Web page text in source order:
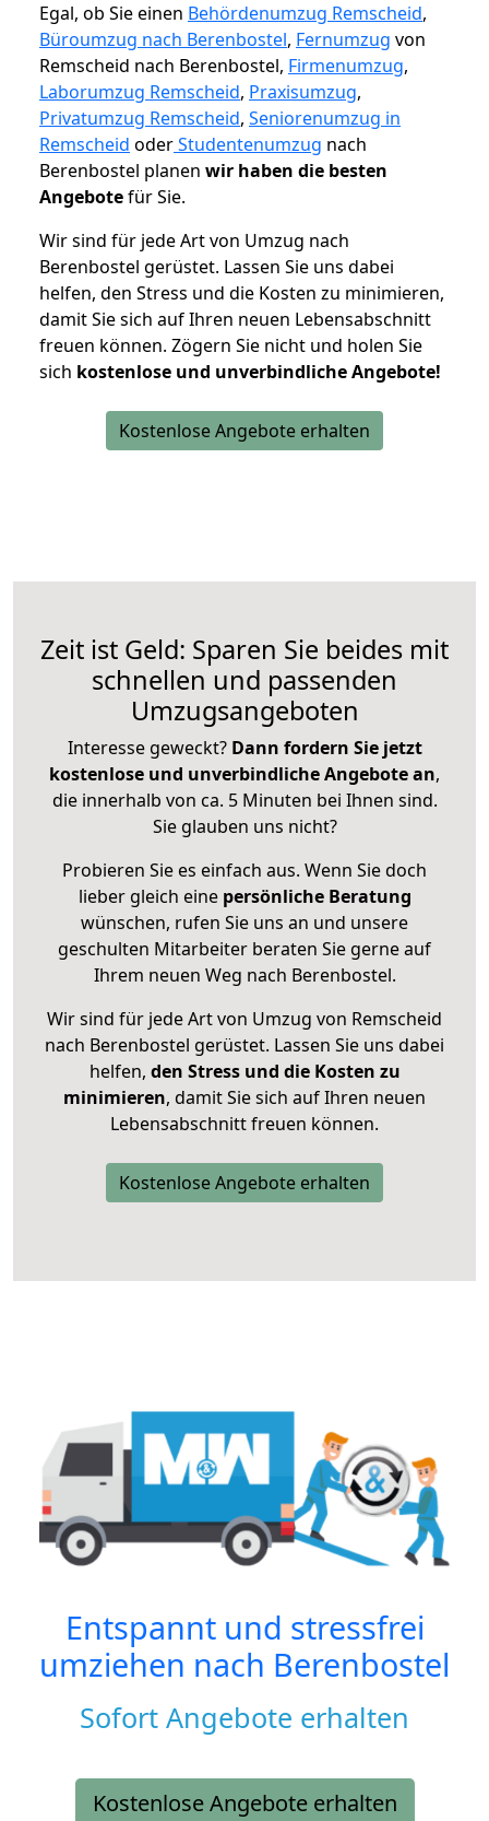
Egal, ob Sie einen Behördenumzug Remscheid,
Büroumzug nach Berenbostel, Fernumzug von
Remscheid nach Berenbostel, Firmenumzug,
Laborumzug Remscheid, Praxisumzug,
Privatumzug Remscheid, Seniorenumzug in
Remscheid oderStudentenumzug nach
Berenbostel planen wir haben die besten
Angebotefür Sie.
Wir sind für jede Art von Umzug nach
Berenbostel gerüstet. Lassen Sie uns dabei
helfen, den Stress und die Kosten zu minimieren,
damit Sie sich auf Ihren neuen Lebensabschnitt
freuen können. Zögern Sie nicht und holen Sie
sich kostenlose und unverbindliche Angebote!
Kostenlose Angebote erhalten
Zeit ist Geld: Sparen Sie beides mit
schnellen und passenden
Umzugsangeboten
Interesse geweckt? Dann fordern Sie jetzt
kostenlose und unverbindliche Angebote an,
die innerhalb von ca. 5 Minuten bei Ihnen sind.
Sie glauben uns nicht?
Probieren Sie es einfach aus. Wenn Sie doch
lieber gleich eine persönliche Beratung
wünschen, rufen Sie uns an und unsere
geschulten Mitarbeiter beraten Sie gerne auf
Ihrem neuen Weg nach Berenbostel.
Wir sind für jede Art von Umzug von Remscheid
nach Berenbostel gerüstet. Lassen Sie uns dabei
helfen, den Stress und die Kosten zu
minimieren, damit Sie sich auf Ihren neuen
Lebensabschnitt freuen können.
Kostenlose Angebote erhalten
Entspannt und stressfrei
umziehen nach Berenbostel
Sofort Angebote erhalten
Kostenlose Angebote erhalten